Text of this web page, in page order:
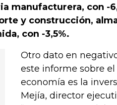
manufacturera, con -
y construcción,
con -3,5%.
Otro dato en
este informe sobre
economía es la
Mejía, director